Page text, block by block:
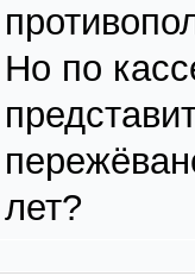
Но по
лет?